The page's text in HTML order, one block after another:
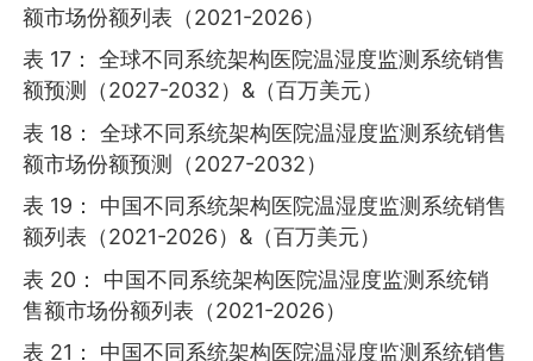
额市场份额列表（2021-2026）
表 17： 全球不同系统架构医院温湿度监测系统销售
额预测（2027-2032）&（百万美元）
表 18： 全球不同系统架构医院温湿度监测系统销售
额市场份额预测（2027-2032）
表 19： 中国不同系统架构医院温湿度监测系统销售
额列表（2021-2026）&（百万美元）
表 20： 中国不同系统架构医院温湿度监测系统销
售额市场份额列表（2021-2026）
表 21： 中国不同系统架构医院温湿度监测系统销售